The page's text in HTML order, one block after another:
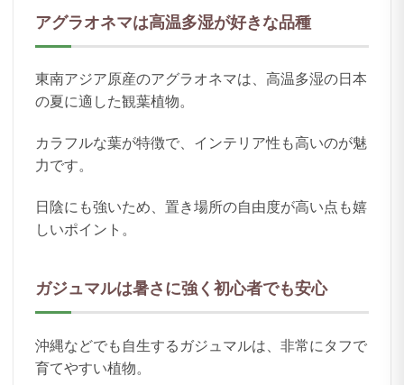
アグラオネマは高温多湿が好きな品種
東南アジア原産のアグラオネマは、高温多湿の日本
の夏に適した観葉植物。
カラフルな葉が特徴で、インテリア性も高いのが魅
力です。
日陰にも強いため、置き場所の自由度が高い点も嬉
しいポイント。
ガジュマルは暑さに強く初心者でも安心
沖縄などでも自生するガジュマルは、非常にタフで
育てやすい植物。